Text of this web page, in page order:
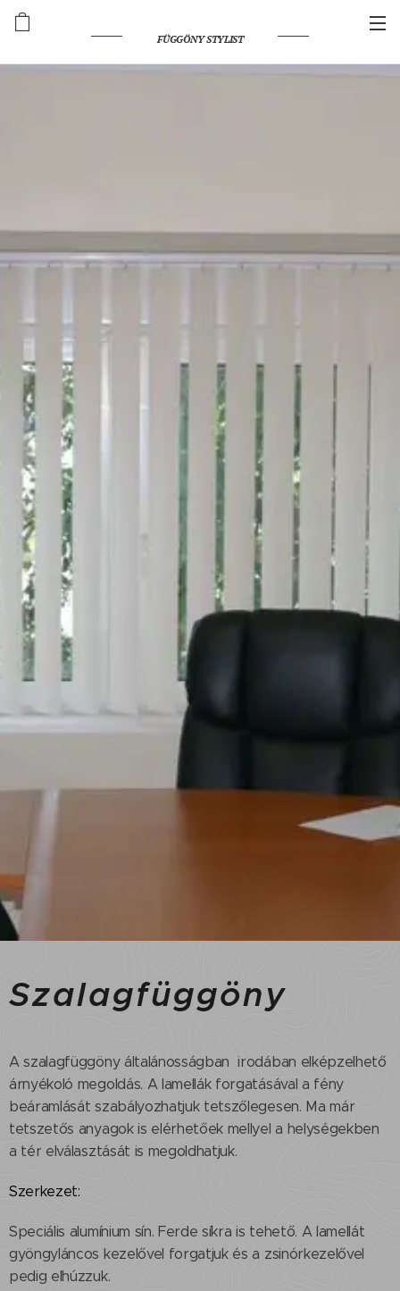
FÜGGÖNY STYLIST
Szalagfüggöny
A szalagfüggöny általánosságban irodában elképzelhető
árnyékoló megoldás. A lamellák forgatásával a fény
beáramlását szabályozhatjuk tetszőlegesen. Ma már
tetszetős anyagok is elérhetőek mellyel a helységekben
a tér elválasztását is megoldhatjuk.
Szerkezet:
Speciális alumínium sín. Ferde síkra is tehető. A lamellát
gyöngyláncos kezelővel forgatjuk és a zsinórkezelővel
pedig elhúzzuk.